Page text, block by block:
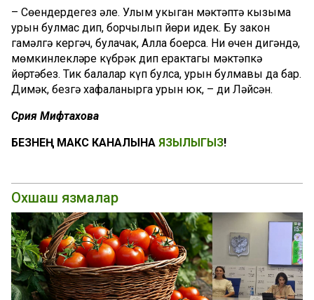
– Сөендердегез әле. Улым укыган мәктәптә кызыма
урын булмас дип, борчылып йөри идек. Бу закон
гамәлгә кергәч, булачак, Алла боерса. Ни өчен дигәндә,
мөмкинлекләре күбрәк дип ерактагы мәктәпкә
йөртәбез. Тик балалар күп булса, урын булмавы да бар.
Димәк, безгә хафаланырга урын юк, – ди Ләйсән.
Сәрия Мифтахова
БЕЗНЕҢ МАКС КАНАЛЫНА ЯЗЫЛЫГЫЗ!
Охшаш язмалар